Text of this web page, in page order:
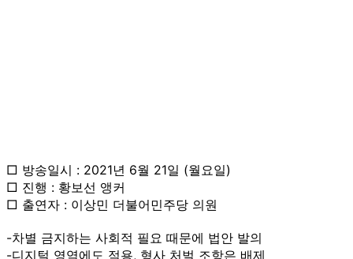
□ 방송일시 : 2021년 6월 21일 (월요일)
□ 진행 : 황보선 앵커
□ 출연자 : 이상민 더불어민주당 의원
-차별 금지하는 사회적 필요 때문에 법안 발의
-디지털 영역에도 적용, 형사 처벌 조항은 배제